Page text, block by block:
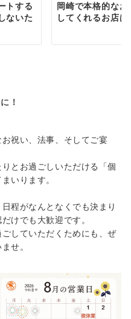
トする
ないた
岡崎で本格的な
してくれるお店
！
祝い、法事、そしてご宴
とお過ごしいただける「個
いります。
程がなんとなくでも決まり
けでも大歓迎です。
していただくためにも、ぜ
せ。